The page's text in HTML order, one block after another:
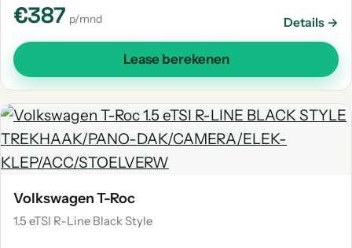
€387 p/mnd Details →
Lease berekenen
Volkswagen T-Roc
1.5 eTSI R-Line Black Style